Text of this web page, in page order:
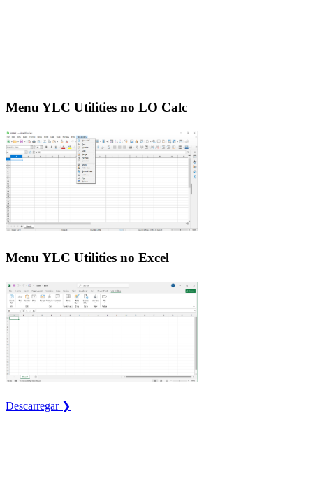
Menu YLC Utilities no LO Calc
Menu YLC Utilities no Excel
Descarregar ❯